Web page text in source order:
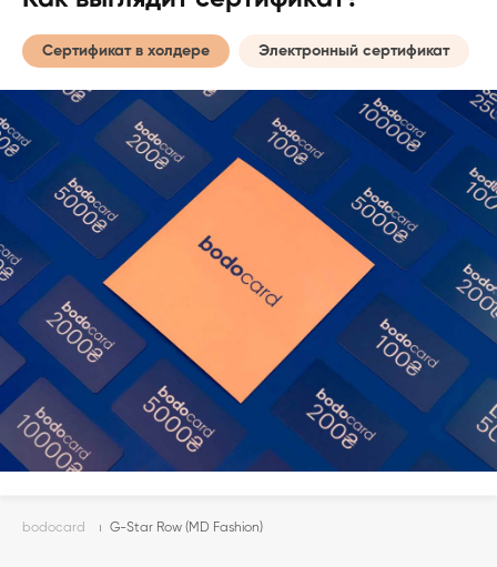
Сертификат в холдере Электронный сертификат
bodocard G-Star Row (MD Fashion)